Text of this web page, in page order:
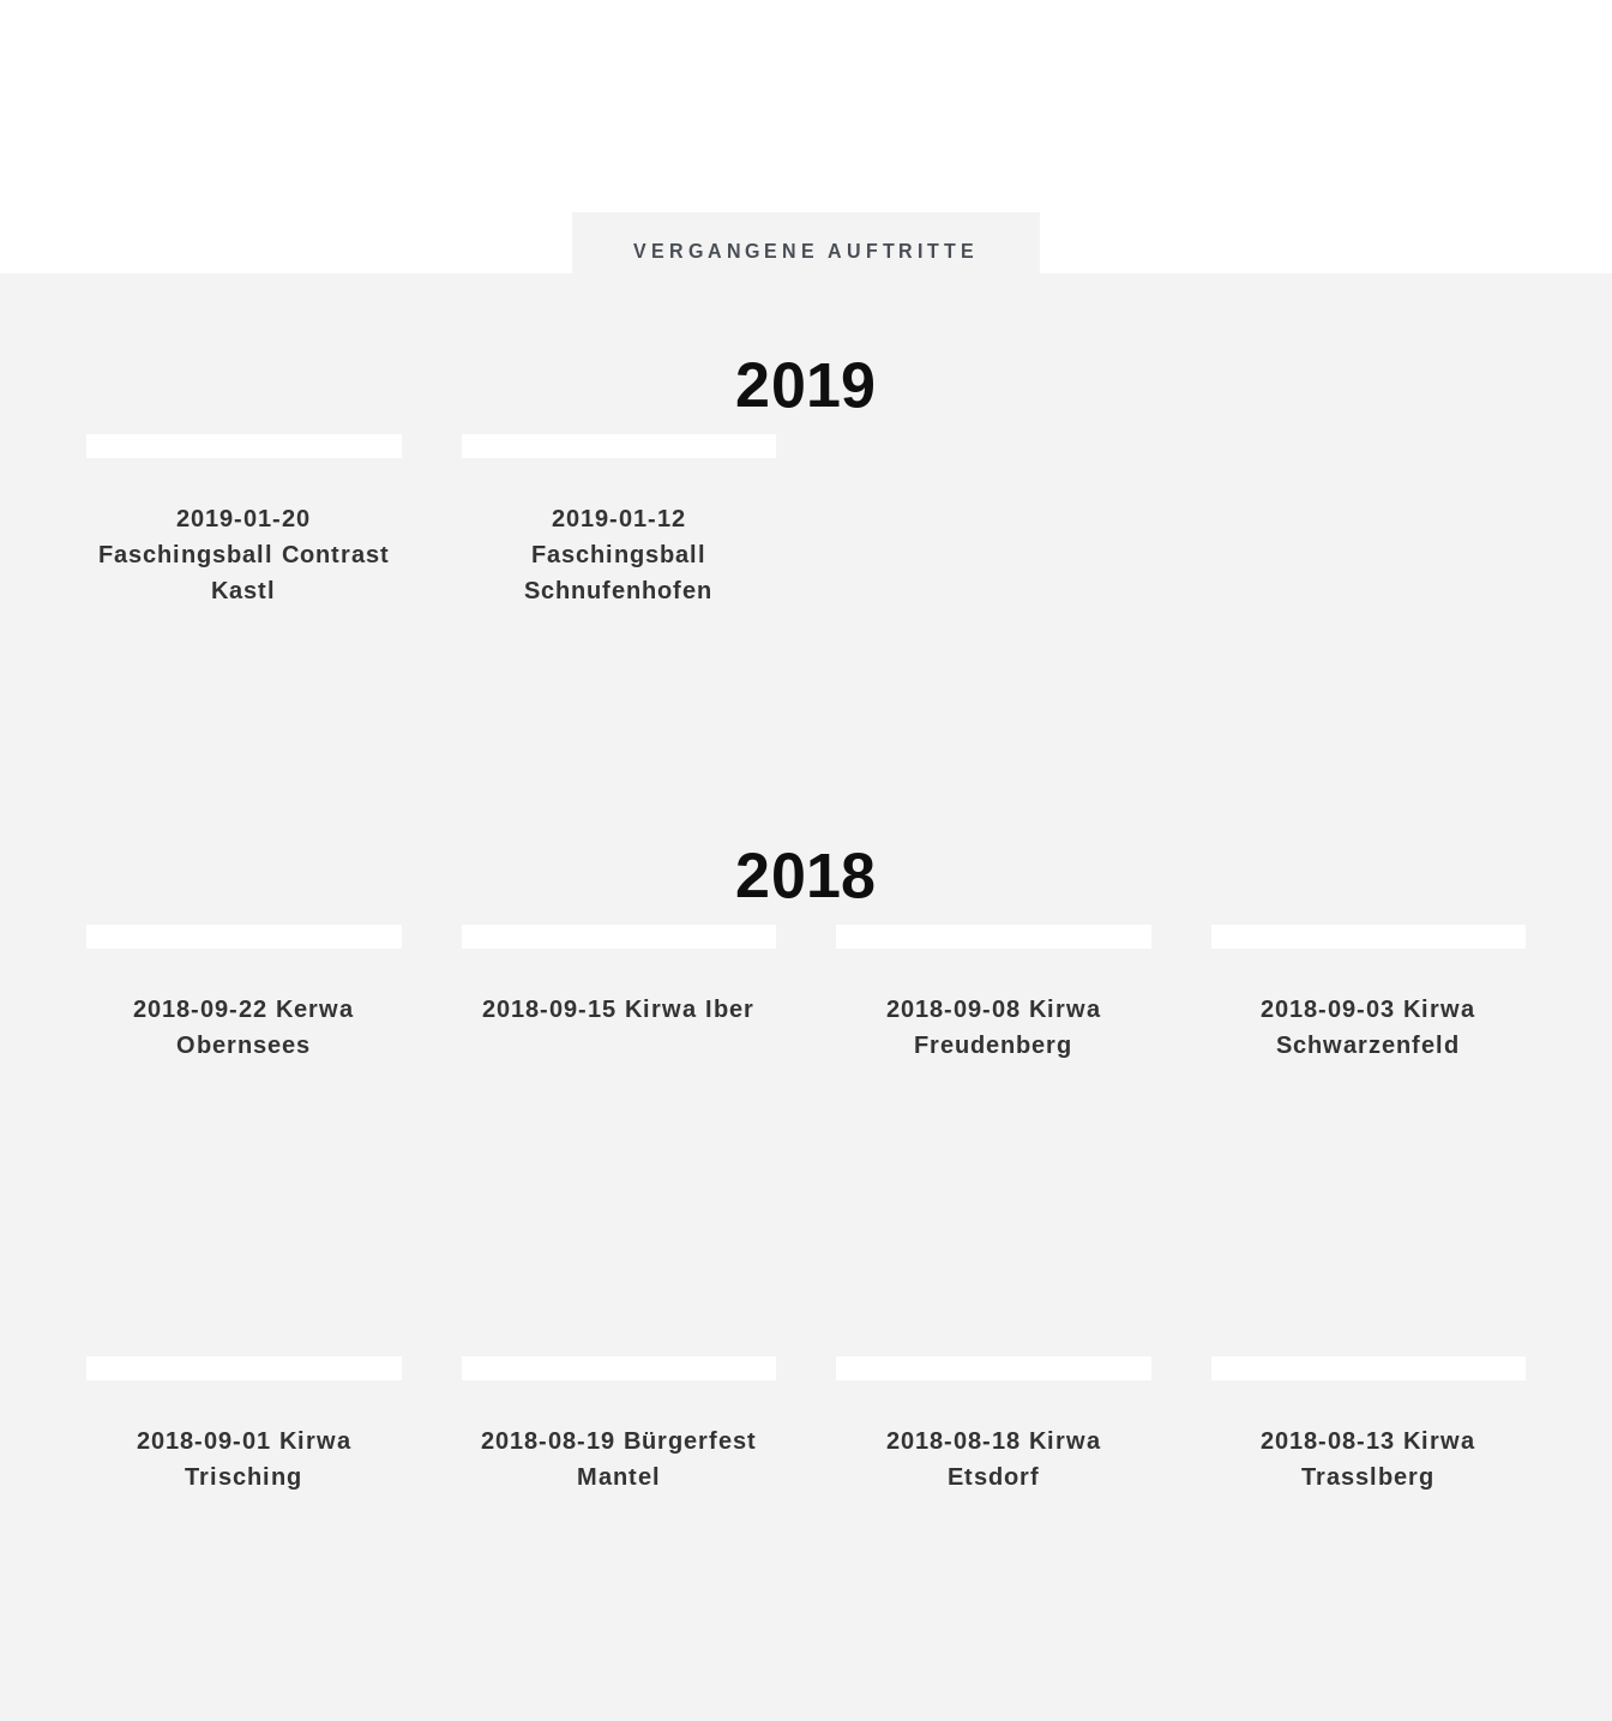
VERGANGENE AUFTRITTE
2019
2019-01-20
Faschingsball Contrast
Kastl
2019-01-12
Faschingsball
Schnufenhofen
2018
2018-09-22 Kerwa
Obernsees
2018-09-15 Kirwa Iber
2018-09-08 Kirwa
Freudenberg
2018-09-03 Kirwa
Schwarzenfeld
2018-09-01 Kirwa
Trisching
2018-08-19 Bürgerfest
Mantel
2018-08-18 Kirwa
Etsdorf
2018-08-13 Kirwa
Trasslberg